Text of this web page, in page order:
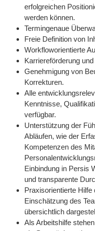
erfolgreichen
werden können.
Termingenaue
Freie Definition von
Workfloworientierte
Karriereförderung
Genehmigung von
Korrekturen.
Alle
Kenntnisse,
verfügbar.
Unterstützung der
Abläufen, wie der
Kompetenzen des
Einbindung in Persis
und transparente
Praxisorientierte
Einschätzung des
übersichtlich
Als Arbeitshilfe